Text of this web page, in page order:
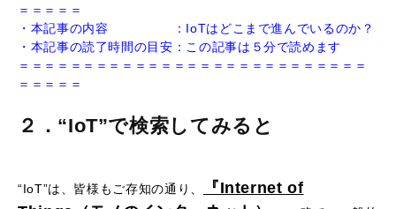
＝＝＝＝＝
・本記事の内容 ：IoTはどこまで進んでいるのか？
・本記事の読了時間の目安：この記事は５分で読めます
＝＝＝＝＝＝＝＝＝＝＝＝＝＝＝＝＝＝＝＝＝＝＝＝＝＝＝
＝＝＝＝＝
２．“IoT”で検索してみると
“IoT”は、皆様もご存知の通り、
『Internet of